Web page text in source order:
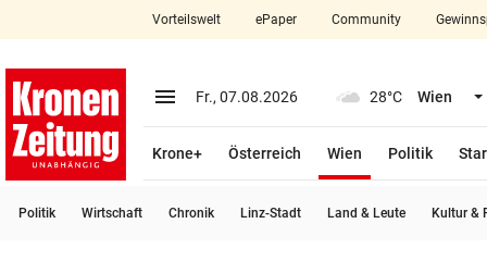
closeSchließen
account_circle Anmelden
arrow_right
Vorteilswelt ePaper Community
menu Menü aufklappen
Fr., 07.08.2026 28°C Wien
Krone+ Österreich Wien
Politik
Politik Wirtschaft Chronik Linz-Stadt Land & Leute Kultur &